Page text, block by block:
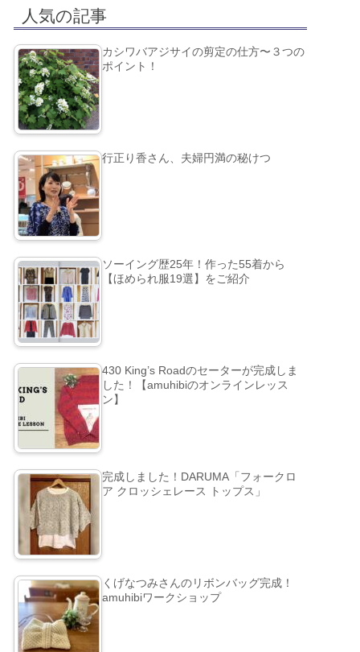
人気の記事
カシワバアジサイの剪定の仕方〜３つの
ポイント！
行正り香さん、夫婦円満の秘けつ
ソーイング歴25年！作った55着から
【ほめられ服19選】をご紹介
430 King’s Roadのセーターが完成しま
した！【amuhibiのオンラインレッス
ン】
完成しました！DARUMA「フォークロ
ア クロッシェレース トップス」
くげなつみさんのリボンバッグ完成！
amuhibiワークショップ